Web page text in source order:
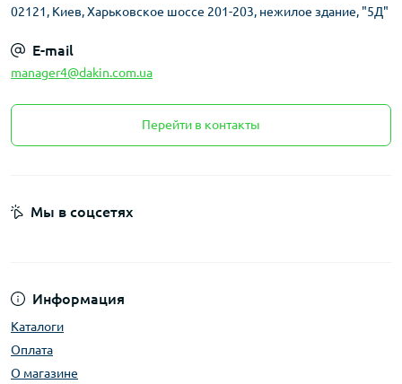
02121, Киев, Харьковское шоссе 201-203, нежилое здание, "5Д"
E-mail
manager4@dakin.com.ua
Перейти в контакты
Информация
Каталоги
Оплата
О магазине
Мы в соцсетях